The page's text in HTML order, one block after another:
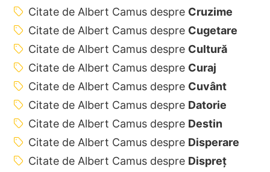
Citate de Albert Camus despre Cruzime
Citate de Albert Camus despre Cugetare
Citate de Albert Camus despre Cultură
Citate de Albert Camus despre Curaj
Citate de Albert Camus despre Cuvânt
Citate de Albert Camus despre Datorie
Citate de Albert Camus despre Destin
Citate de Albert Camus despre Disperare
Citate de Albert Camus despre Dispreț